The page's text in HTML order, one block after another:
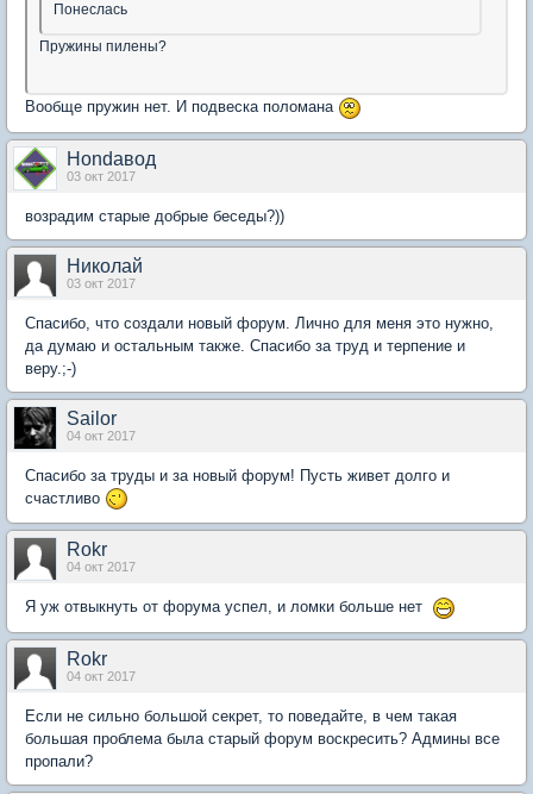
Понеслась
Пружины пилены?
Вообще пружин нет. И подвеска поломана
Hondaвод
03 окт 2017
возрадим старые добрые беседы?))
Николай
03 окт 2017
Спасибо, что создали новый форум. Лично для меня это нужно,
да думаю и остальным также. Спасибо за труд и терпение и
веру.;-)
Sailor
04 окт 2017
Спасибо за труды и за новый форум! Пусть живет долго и
счастливо
Rokr
04 окт 2017
Я уж отвыкнуть от форума успел, и ломки больше нет
Rokr
04 окт 2017
Если не сильно большой секрет, то поведайте, в чем такая
большая проблема была старый форум воскресить? Админы все
пропали?